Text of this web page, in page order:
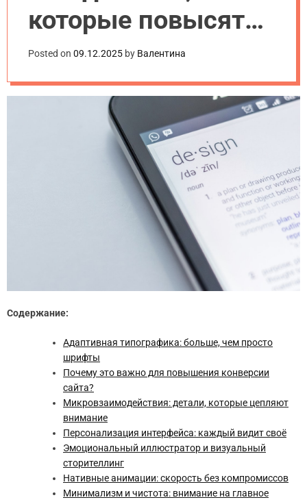
которые повысят
конверсию сайта в
2025 году
Posted on 09.12.2025 by Валентина
Содержание:
Адаптивная типографика: больше, чем просто
шрифты
Почему это важно для повышения конверсии
сайта?
Микровзаимодействия: детали, которые цепляют
внимание
Персонализация интерфейса: каждый видит своё
Эмоциональный иллюстратор и визуальный
сторителлинг
Нативные анимации: скорость без компромиссов
Минимализм и чистота: внимание на главное